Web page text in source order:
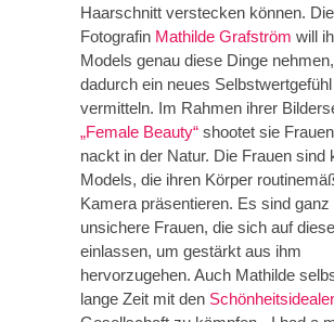
Haarschnitt verstecken können. Die
Fotografin Mathilde Grafström will
Models genau diese Dinge
dadurch ein neues
vermitteln. Im Rahmen ihrer
„Female Beauty“ shootet sie
nackt in der Natur. Die Frauen sind
Models, die ihren Körper
Kamera präsentieren. Es sind ganz
unsichere Frauen, die sich auf
einlassen, um gestärkt aus ihm
hervorzugehen. Auch Mathilde
lange Zeit mit den